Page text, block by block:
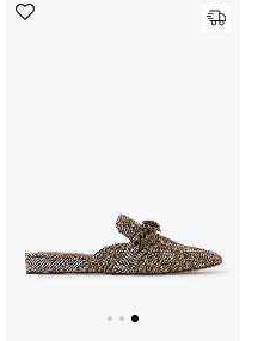
مستلزمات المنزل